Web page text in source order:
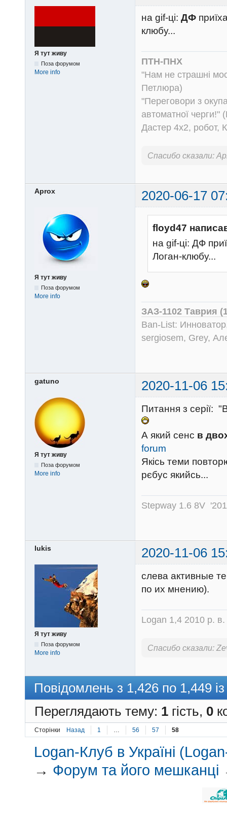
Я тут живу
Поза форумом
More info
на gif-ці: ДФ
клюбу...
ПТН-ПНХ
"Нам не страшні
Петлюра)
"Переговори з
автоматної черги!"
Дастер 4х2, робот,
Спасибо сказали:
Aprox 2020-06-17
Я тут живу
Поза форумом
More info
floyd47
на gif-ці: ДФ
Логан-клюбу...
ЗАЗ-1102 Таврия
Ban-List:
sergiosem, Grey,
gatuno 2020-11-06
Я тут живу
Поза форумом
More info
Питання з серії:
А який сенс в
forum
Якісь теми
рєбус якийсь...
Stepway 1.6 8V
lukis 2020-11-06
Я тут живу
Поза форумом
More info
слева активные
по их мнению).
Logan 1,4 2010 р.
Спасибо сказали:
Повідомлень з 1,426 по 1,449
Переглядають тему: 1 гість, 0
Сторінки Назад 1 56 57 58
Logan-Клуб в Україні
→ Форум та його мешканці